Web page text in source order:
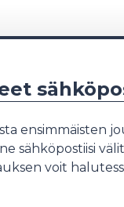
ensimmäisten
sähköpostiisi
voit